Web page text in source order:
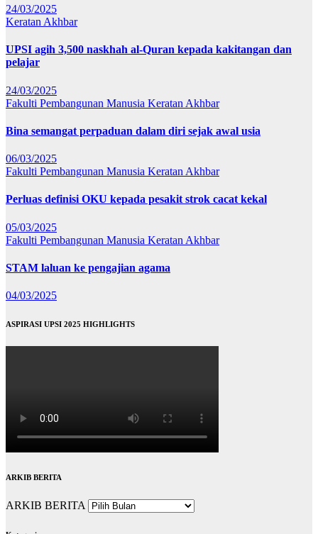
24/03/2025
Keratan Akhbar
UPSI agih 3,500 naskhah al-Quran kepada kakitangan dan
pelajar
24/03/2025
Fakulti Pembangunan Manusia Keratan Akhbar
Bina semangat perpaduan dalam diri sejak awal usia
06/03/2025
Fakulti Pembangunan Manusia Keratan Akhbar
Perluas definisi OKU kepada pesakit strok cacat kekal
05/03/2025
Fakulti Pembangunan Manusia Keratan Akhbar
STAM laluan ke pengajian agama
04/03/2025
ASPIRASI UPSI 2025 HIGHLIGHTS
ARKIB BERITA
ARKIB BERITA